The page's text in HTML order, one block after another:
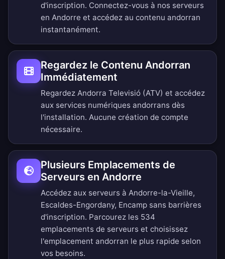
d'inscription. Connectez-vous à nos serveurs
en Andorre et accédez au contenu andorran
instantanément.
Regardez le Contenu Andorran
Immédiatement
Regardez Andorra Televisió (ATV) et accédez
aux services numériques andorrans dès
l'installation. Aucune création de compte
nécessaire.
Plusieurs Emplacements de
Serveurs en Andorre
Accédez aux serveurs à Andorre-la-Vieille,
Escaldes-Engordany, Encamp sans barrières
d'inscription. Parcourez les 534
emplacements de serveurs et choisissez
l'emplacement andorran le plus rapide selon
vos besoins.